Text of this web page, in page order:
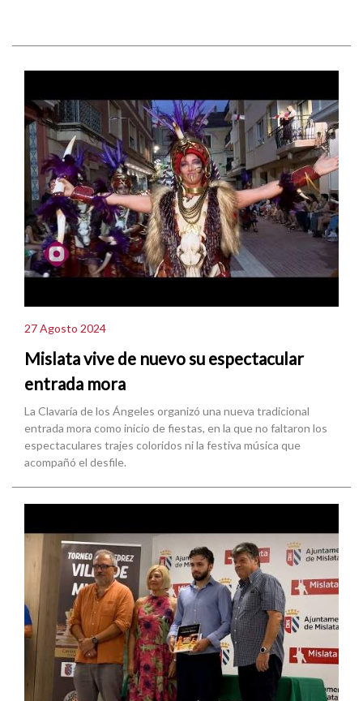
27 Agosto 2024
Mislata vive de nuevo su espectacular
entrada mora
La Clavaría de los Ángeles organizó una nueva tradicional
entrada mora como inicio de fiestas, en la que no faltaron los
espectaculares trajes coloridos ni la festiva música que
acompañó el desfile.